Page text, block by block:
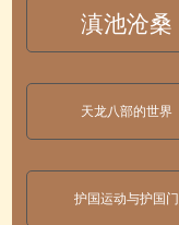
滇池沧桑
天龙八部的世界
护国运动与护国门